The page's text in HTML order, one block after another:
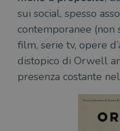
sui social, spesso
contemporanee (non
film, serie tv, opere
distopico di Orwell
presenza costante